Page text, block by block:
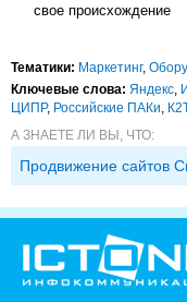
свое происхождение
Тематики: Маркетинг,
Ключевые слова: Яндекс,
ЦИПР, Российские ПАКи,
А ЗНАЕТЕ ЛИ ВЫ, ЧТО:
Продвижение сайтов